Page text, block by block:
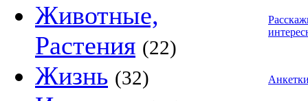
Животные,
Растения (22)
Жизнь (32)